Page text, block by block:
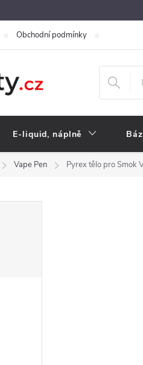
Obchodní podmínky
E-liquid, náplně
Vape Pen Pyrex tělo pro Smok